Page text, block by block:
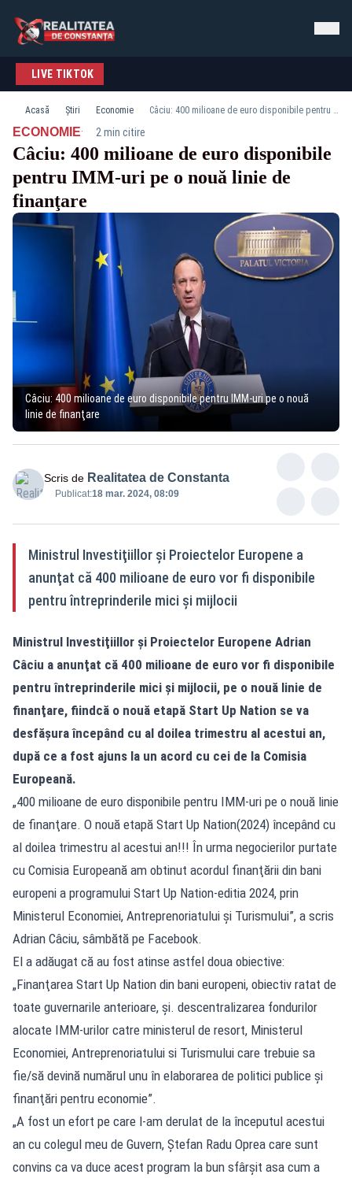
LIVE TIKTOK
Acasă Știri Economie Câciu: 400 milioane de euro disponibile pentru IMM-uri pe o nouă linie de finanţare
ECONOMIE· 2 min citire
Câciu: 400 milioane de euro disponibile
pentru IMM-uri pe o nouă linie de
finanţare
Câciu: 400 milioane de euro disponibile pentru IMM-uri pe o nouă
linie de finanţare
Scris de Realitatea de Constanta
Publicat:18 mar. 2024, 08:09
Ministrul Investiţiillor şi Proiectelor Europene a
anunţat că 400 milioane de euro vor fi disponibile
pentru întreprinderile mici şi mijlocii
Ministrul Investiţiillor şi Proiectelor Europene Adrian
Câciu a anunţat că 400 milioane de euro vor fi disponibile
pentru întreprinderile mici şi mijlocii, pe o nouă linie de
finanţare, fiindcă o nouă etapă Start Up Nation se va
desfăşura începând cu al doilea trimestru al acestui an,
după ce a fost ajuns la un acord cu cei de la Comisia
Europeană.
„400 milioane de euro disponibile pentru IMM-uri pe o nouă linie
de finanţare. O nouă etapă Start Up Nation(2024) începând cu
al doilea trimestru al acestui an!!! În urma negocierilor purtate
cu Comisia Europeană am obtinut acordul finanţării din bani
europeni a programului Start Up Nation-editia 2024, prin
Ministerul Economiei, Antreprenoriatului şi Turismului”, a scris
Adrian Câciu, sâmbătă pe Facebook.
El a adăugat că au fost atinse astfel doua obiective:
„Finanţarea Start Up Nation din bani europeni, obiectiv ratat de
toate guvernarile anterioare, şi. descentralizarea fondurilor
alocate IMM-urilor catre ministerul de resort, Ministerul
Economiei, Antreprenoriatului si Turismului care trebuie sa
fie/să devină numărul unu în elaborarea de politici publice şi
finanţări pentru economie”.
„A fost un efort pe care l-am derulat de la începutul acestui
an cu colegul meu de Guvern, Ştefan Radu Oprea care sunt
convins ca va duce acest program la bun sfârşit asa cum a